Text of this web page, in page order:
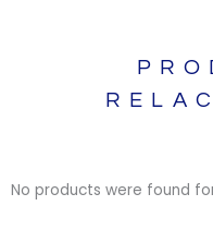
No products were found